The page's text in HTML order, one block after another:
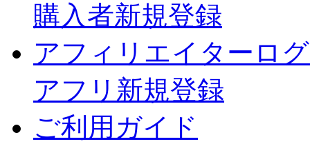
購入者新規登録
アフィリエイターロ
アフリ新規登録
ご利用ガイド